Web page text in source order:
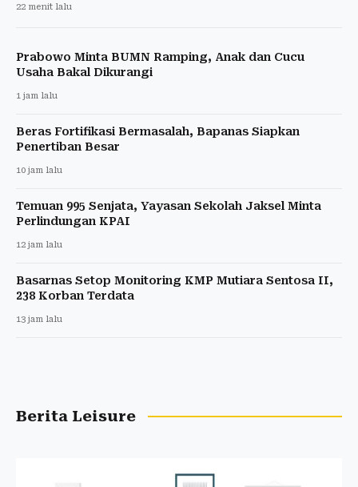
22 menit lalu
Prabowo Minta BUMN Ramping, Anak dan Cucu
Usaha Bakal Dikurangi
1 jam lalu
Beras Fortifikasi Bermasalah, Bapanas Siapkan
Penertiban Besar
10 jam lalu
Temuan 995 Senjata, Yayasan Sekolah Jaksel Minta
Perlindungan KPAI
12 jam lalu
Basarnas Setop Monitoring KMP Mutiara Sentosa II,
238 Korban Terdata
13 jam lalu
Berita Leisure